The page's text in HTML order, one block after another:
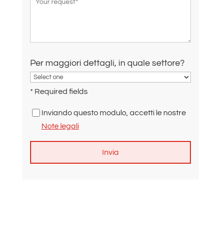
Per maggiori dettagli, in quale settore?
* Required fields
Inviando questo modulo, accetti le nostre
Note legali